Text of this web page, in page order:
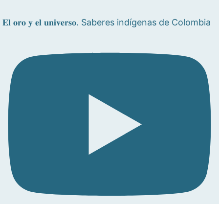
𝐄𝐥 𝐨𝐫𝐨 𝐲 𝐞𝐥 𝐮𝐧𝐢𝐯𝐞𝐫𝐬𝐨. Saberes indígenas de Colombia